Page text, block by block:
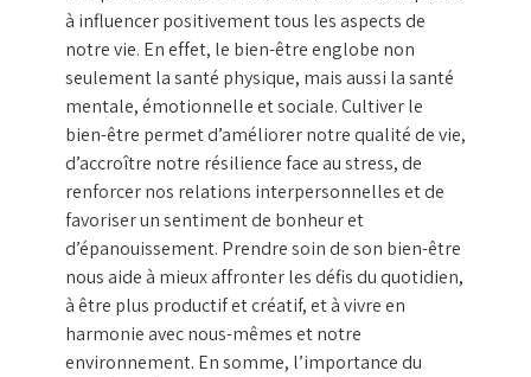
à influencer positivement tous les aspects de
notre vie. En effet, le bien-être englobe non
seulement la santé physique, mais aussi la santé
mentale, émotionnelle et sociale. Cultiver le
bien-être permet d’améliorer notre qualité de vie,
d’accroître notre résilience face au stress, de
renforcer nos relations interpersonnelles et de
favoriser un sentiment de bonheur et
d’épanouissement. Prendre soin de son bien-être
nous aide à mieux affronter les défis du quotidien,
à être plus productif et créatif, et à vivre en
harmonie avec nous-mêmes et notre
environnement. En somme, l’importance du